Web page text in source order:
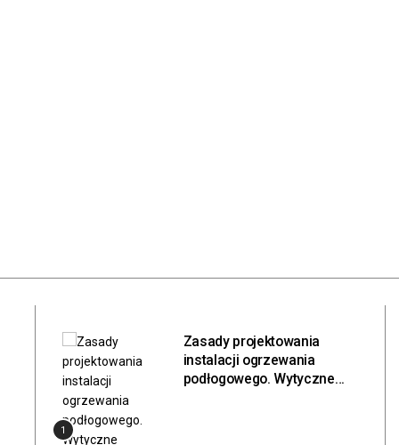
1
Zasady projektowania
instalacji ogrzewania
podłogowego. Wytyczne